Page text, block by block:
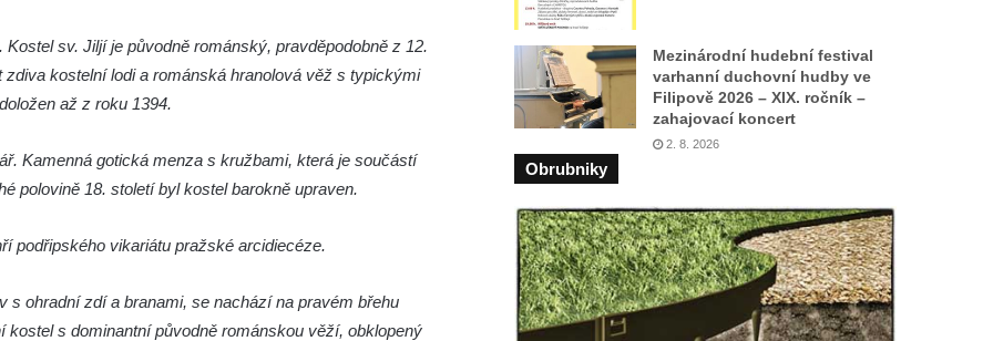
sv. Jiljí je původně románský, pravděpodobně z 12.
kostelní lodi a románská hranolová věž s typickými
až z roku 1394.
Kamenná gotická menza s kružbami, která je součástí
polovině 18. století byl kostel barokně upraven.
podřipského vikariátu pražské arcidiecéze.
s ohradní zdí a branami, se nachází na pravém břehu
s dominantní původně románskou věží, obklopený
Mezinárodní hudební festival
varhanní duchovní hudby ve
Filipově 2026 – XIX. ročník –
zahajovací koncert
2. 8. 2026
Obrubniky